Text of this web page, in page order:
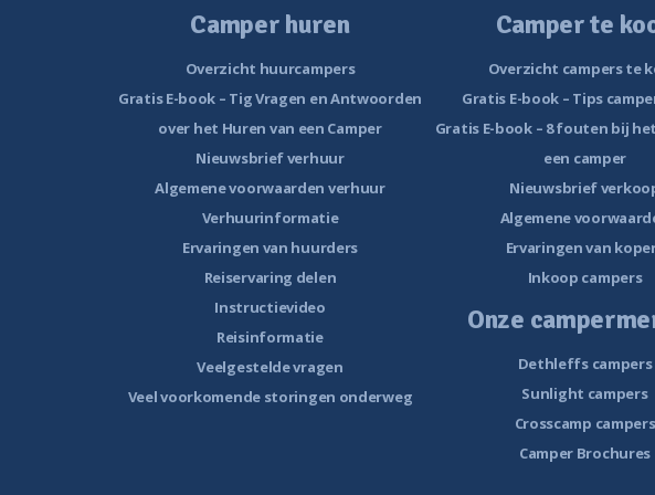
Camper huren
Overzicht huurcampers
Gratis E-book – Tig Vragen en Antwoorden
over het Huren van een Camper
Nieuwsbrief verhuur
Algemene voorwaarden verhuur
Verhuurinformatie
Ervaringen van huurders
Reiservaring delen
Instructievideo
Reisinformatie
Veelgestelde vragen
Veel voorkomende storingen onderweg
Camper te
Overzicht campers te
Gratis E-book – Tips
Gratis E-book – 8 fouten bij
een camper
Nieuwsbrief
Algemene
Ervaringen van
Inkoop campers
Onze
Dethleffs campers
Sunlight campers
Crosscamp campers
Camper Brochures